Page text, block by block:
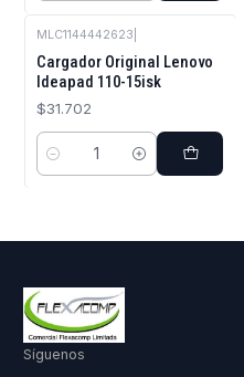
MLC1144442623
Cargador Original Lenovo
Ideapad 110-15isk
$31.702
Cantidad
Síguenos